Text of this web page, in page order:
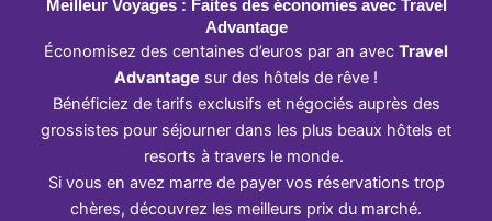
Meilleur Voyages : Faites des économies avec Travel
Advantage
Économisez des centaines d’euros par an avec Travel
Advantage sur des hôtels de rêve !
Bénéficiez de tarifs exclusifs et négociés auprès des
grossistes pour séjourner dans les plus beaux hôtels et
resorts à travers le monde.
Si vous en avez marre de payer vos réservations trop
chères, découvrez les meilleurs prix du marché.